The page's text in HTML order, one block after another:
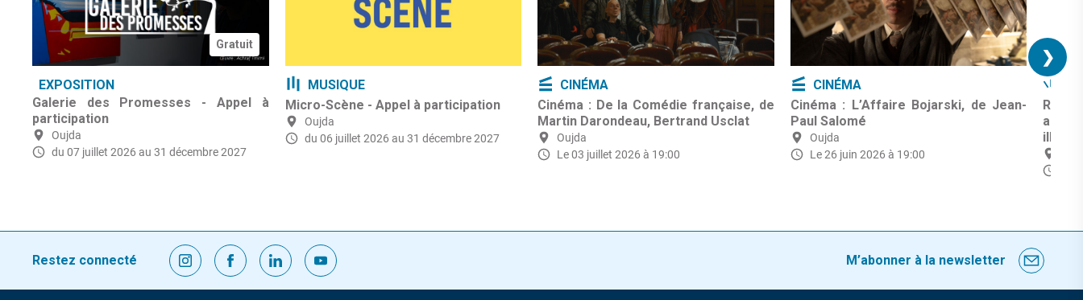
Gratuit
EXPOSITION
Galerie des Promesses - Appel à
participation
Oujda
du 07 juillet 2026 au 31 décembre 2027
MUSIQUE
Micro-Scène - Appel à participation
Oujda
du 06 juillet 2026 au 31 décembre 2027
CINÉMA
Cinéma : De la Comédie française, de
Martin Darondeau, Bertrand Usclat
Oujda
Le 03 juillet 2026 à 19:00
CINÉMA
Cinéma : L’Affaire Bojarski, de Jean-
Paul Salomé
Oujda
Le 26 juin 2026 à 19:00
❯
Restez connecté M’abonner à la newsletter